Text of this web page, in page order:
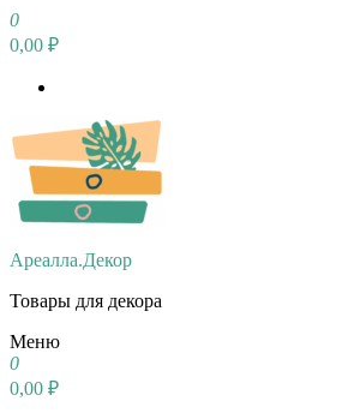
0
0,00 ₽
Ареалла.Декор
Товары для декора
Меню
0
0,00 ₽